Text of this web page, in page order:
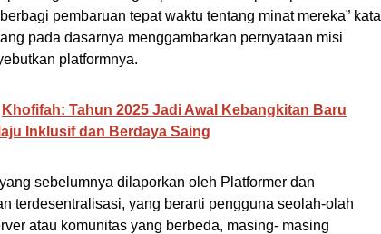
pembaruan tepat waktu tentang minat mereka” kata
pada dasarnya menggambarkan pernyataan misi
platformnya.
Khofifah: Tahun 2025 Jadi Awal Kebangkitan Baru
Inklusif dan Berdaya Saing
sebelumnya dilaporkan oleh Platformer dan
terdesentralisasi, yang berarti pengguna seolah-olah
atau komunitas yang berbeda, masing- masing